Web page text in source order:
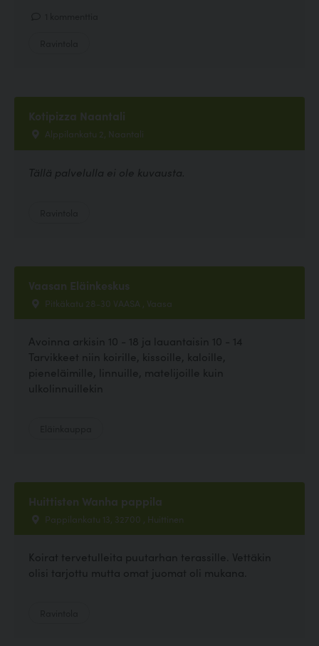
Kotipizza Naantali
Alppilankatu 2, Naantali
Tällä palvelulla ei ole kuvausta.
Vaasan Eläinkeskus
Pitkäkatu 28-30 VAASA , Vaasa
Avoinna arkisin 10 - 18 ja lauantaisin 10 - 14
Tarvikkeet niin koirille, kissoille, kaloille,
pieneläimille, linnuille, matelijoille kuin
ulkolinnuillekin
Huittisten Wanha pappila
Pappilankatu 13, 32700 , Huittinen
Koirat tervetulleita puutarhan terassille. Vettäkin
olisi tarjottu mutta omat juomat oli mukana.